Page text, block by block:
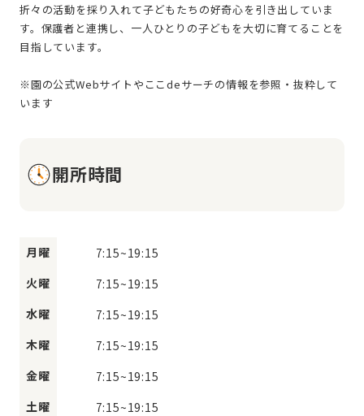
折々の活動を採り入れて子どもたちの好奇心を引き出していま
す。保護者と連携し、一人ひとりの子どもを大切に育てることを
目指しています。
※園の公式Webサイトやここdeサーチの情報を参照・抜粋して
開所時間
月曜 7:15~19:15
火曜
7:15~19:15
水曜
7:15~19:15
木曜
7:15~19:15
金曜
7:15~19:15
土曜
7:15~19:15